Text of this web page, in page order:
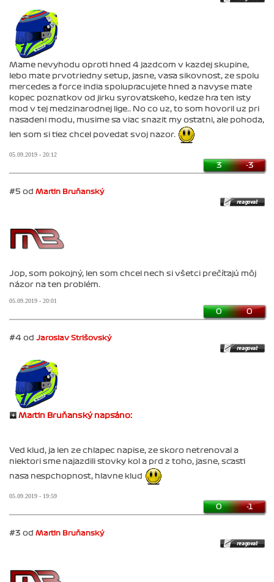
Mame nevyhodu oproti hned 4 jazdcom v kazdej skupine,
lebo mate prvotriedny setup, jasne, vasa sikovnost, ze spolu
mercedes a force india spolupracujete hned a navyse mate
kopec poznatkov od jirku syrovatskeho, kedze hra ten isty
mod v tej medzinarodnej lige.. No co uz, to som hovoril uz pri
nasadeni modu, musime sa viac snazit my ostatni, ale pohoda,
len som si tiez chcel povedat svoj nazor.
05.09.2019 - 20:12
3 -3
#5 od Martin Bruňanský
Jop, som pokojný, len som chcel nech si všetci prečítajú môj
názor na ten problém.
05.09.2019 - 20:01
0 0
#4 od Jaroslav Strišovský
Martin Bruňanský napsáno:
Ved klud, ja len ze chlapec napise, ze skoro netrenoval a
niektori sme najazdili stovky kol a prd z toho, jasne, scasti
nasa nespchopnost, hlavne klud
05.09.2019 - 19:59
0 -1
#3 od Martin Bruňanský